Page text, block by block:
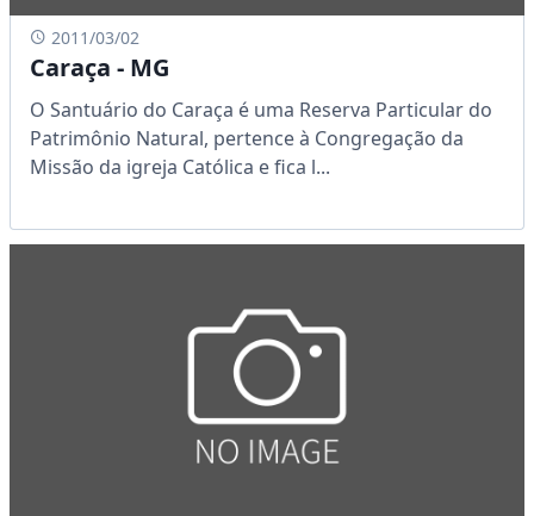
2011/03/02
Caraça - MG
O Santuário do Caraça é uma Reserva Particular do
Patrimônio Natural, pertence à Congregação da
Missão da igreja Católica e fica l...